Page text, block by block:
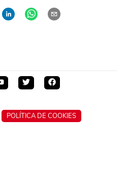
POLÍTICA DE COOKIES